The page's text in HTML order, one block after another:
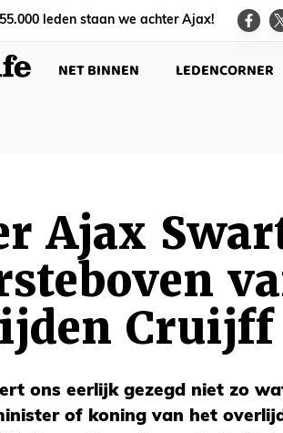
leden staan we achter Ajax!
NET BINNEN LEDENCORNER
Ajax
Cruijff
ons eerlijk gezegd niet zo
of koning van het